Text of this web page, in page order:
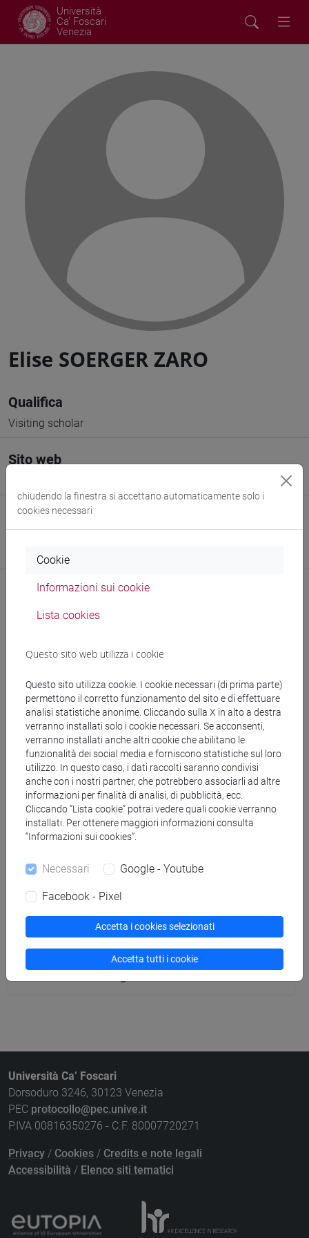
Università
Ca' Foscari
Venezia
Elise SOERGER ZARO
Qualifica
Visiting scholar
Sito web
(scheda personale)
Struttura
Sito web struttura:
segui il feed
Cerca nel sito
Ricerca persone
Ricerca insegnamenti
Ricerca aule
Ricerca sedi
Ricerca strutture
Ricerca pubblicazioni
Università Ca’ Foscari
Dorsoduro 3246, 30123 Venezia
PEC protocollo@pec.unive.it
P.IVA 00816350276 - C.F. 80007720271
Privacy / Cookies / Credits e note legali
Accessibilità / Elenco siti tematici
chiudendo la finestra si accettano automaticamente solo i
cookies necessari
Cookie
Informazioni sui cookie
Lista cookies
Questo sito web utilizza i cookie
Questo sito utilizza cookie. I cookie necessari (di prima parte)
permettono il corretto funzionamento del sito e di effettuare
analisi statistiche anonime. Cliccando sulla X in alto a destra
verranno installati solo i cookie necessari. Se acconsenti,
verranno installati anche altri cookie che abilitano le
funzionalità dei social media e forniscono statistiche sul loro
utilizzo. In questo caso, i dati raccolti saranno condivisi
anche con i nostri partner, che potrebbero associarli ad altre
informazioni per finalità di analisi, di pubblicità, ecc.
Cliccando “Lista cookie” potrai vedere quali cookie verranno
installati. Per ottenere maggiori informazioni consulta
“Informazioni sui cookies”.
Necessari Google - Youtube
Facebook - Pixel
Accetta i cookies selezionati
Accetta tutti i cookie